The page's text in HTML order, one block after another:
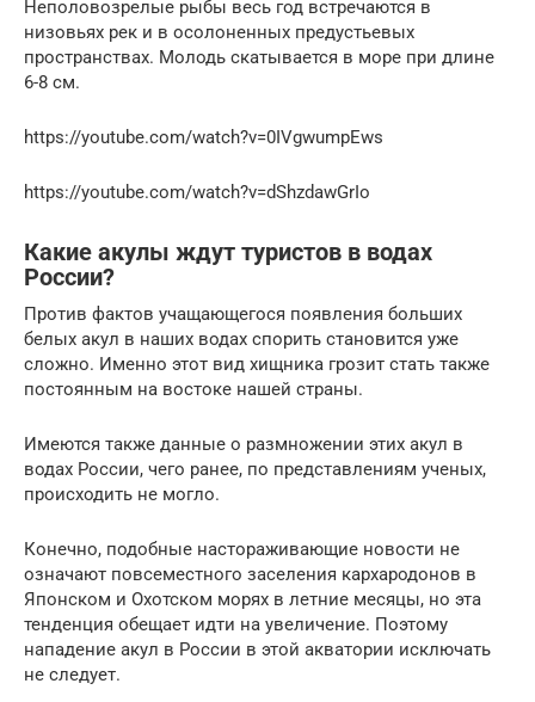
Неполовозрелые рыбы весь год встречаются в
низовьях рек и в осолоненных предустьевых
пространствах. Молодь скатывается в море при длине
6-8 см.
https://youtube.com/watch?v=0IVgwumpEws
https://youtube.com/watch?v=dShzdawGrIo
Какие акулы ждут туристов в водах
России?
Против фактов учащающегося появления больших
белых акул в наших водах спорить становится уже
сложно. Именно этот вид хищника грозит стать также
постоянным на востоке нашей страны.
Имеются также данные о размножении этих акул в
водах России, чего ранее, по представлениям ученых,
происходить не могло.
Конечно, подобные настораживающие новости не
означают повсеместного заселения кархародонов в
Японском и Охотском морях в летние месяцы, но эта
тенденция обещает идти на увеличение. Поэтому
нападение акул в России в этой акватории исключать
не следует.